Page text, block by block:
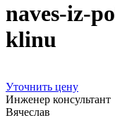
naves-iz-
klinu
Уточнить цену
Инженер консультант
Вячеслав